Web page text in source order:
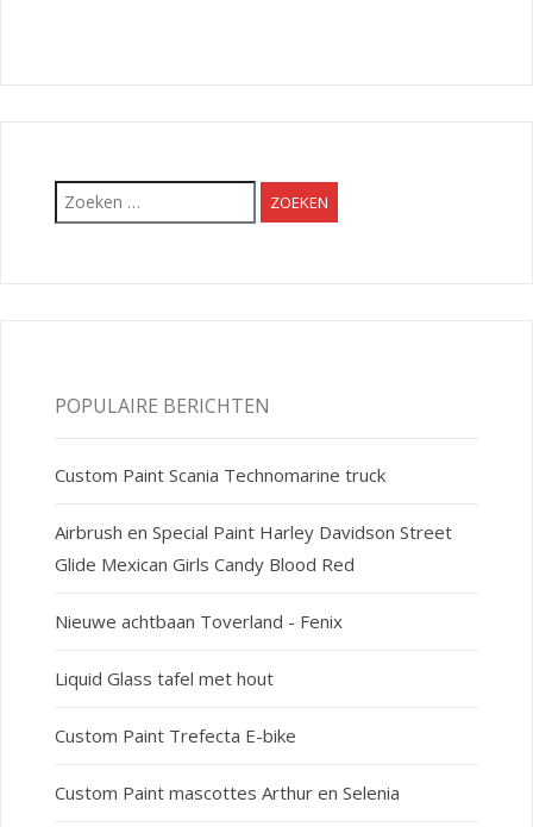
Zoeken
naar:
POPULAIRE BERICHTEN
Custom Paint Scania Technomarine truck
Airbrush en Special Paint Harley Davidson Street
Glide Mexican Girls Candy Blood Red
Nieuwe achtbaan Toverland - Fenix
Liquid Glass tafel met hout
Custom Paint Trefecta E-bike
Custom Paint mascottes Arthur en Selenia